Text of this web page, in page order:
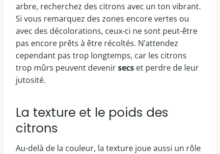
arbre, recherchez des citrons avec un ton vibrant.
Si vous remarquez des zones encore vertes ou
avec des décolorations, ceux-ci ne sont peut-être
pas encore prêts à être récoltés. N’attendez
cependant pas trop longtemps, car les citrons
trop mûrs peuvent devenirsecs et perdre de leur
jutosité.
La texture et le poids des
citrons
Au-delà de la couleur, la texture joue aussi un rôle